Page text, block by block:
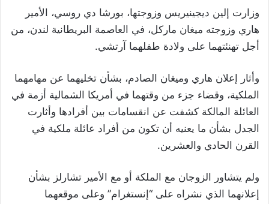
وزارت إلين ديجينيريس وزوجتها، بورشا دي روسي، الأمير
هاري وزوجته ميغان ماركل، في العاصمة البريطانية لندن، من
أجل تهنئتهما على ولادة طفلهما آرتشي.
وأثار إعلان هاري وميغان الصادم، بشأن تخليهما عن مهامهما
الملكية، وقضاء جزء من وقتهما في أمريكا الشمالية أزمة في
العائلة المالكة كشفت عن انقسامات بين أفرادها وأثارت
الجدل بشأن ما يعنيه أن تكون من أفراد عائلة ملكية في
القرن الحادي والعشرين.
ولم يتشاور الزوجان مع الملكة أو مع الأمير تشارلز بشأن
إعلانهما الذي نشراه على “إنستغرام” وعلى موقعهما